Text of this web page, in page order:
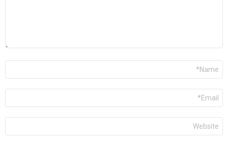
البريد
الإلكتروني
*
الموقع
الإلكتروني